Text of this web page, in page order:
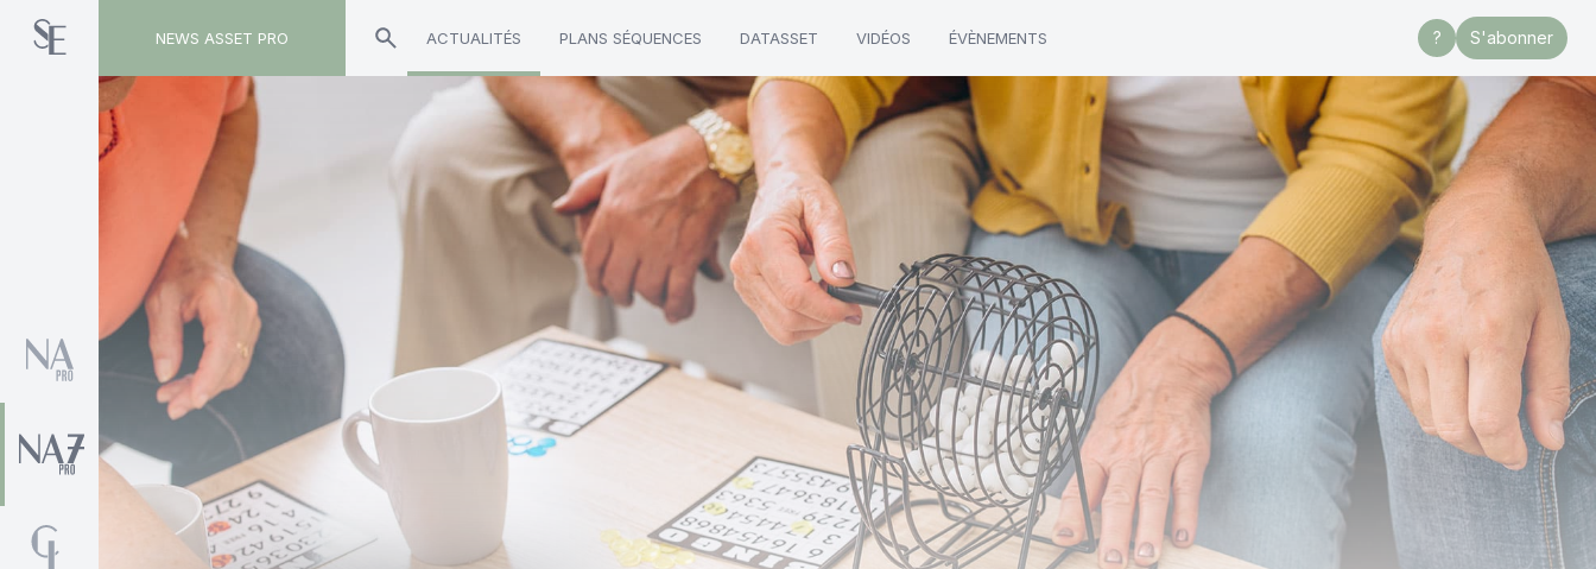
NEWS ASSET PRO ACTUALITÉS PLANS SÉQUENCES DATASSET VIDÉOS ÉVÈNEMENTS ? S'abonner
Toute l'actualité sur le tag "Azimut"